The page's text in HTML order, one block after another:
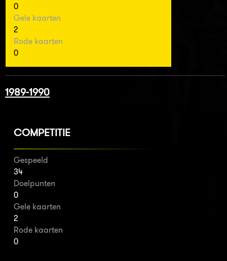
0
Gele kaarten
2
Rode kaarten
0
1989-1990
COMPETITIE
Gespeeld
34
Doelpunten
0
Gele kaarten
2
Rode kaarten
0